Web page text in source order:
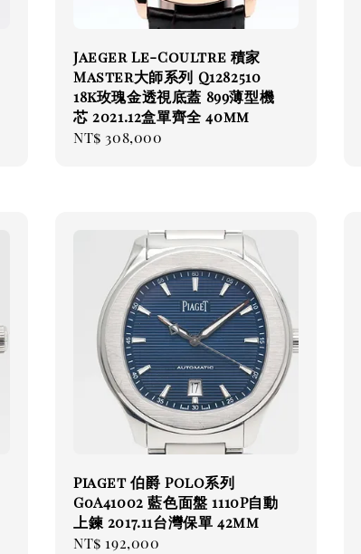
Jaeger Le-Coultre 積家
Master大師系列 Q1282510
18k玫瑰金透視底蓋 899薄型機
芯 2021.12盒單齊全 40mm
Regular
NT$ 308,000
Piaget 伯爵 Polo系列
G0A41002 藍色面盤 1110P自動
上鍊 2017.11台灣保單 42mm
Regular
NT$ 192,000